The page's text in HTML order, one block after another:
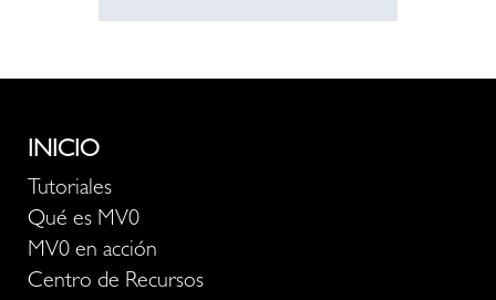
INICIO
Tutoriales
Qué es MV0
MV0 en acción
Centro de Recursos